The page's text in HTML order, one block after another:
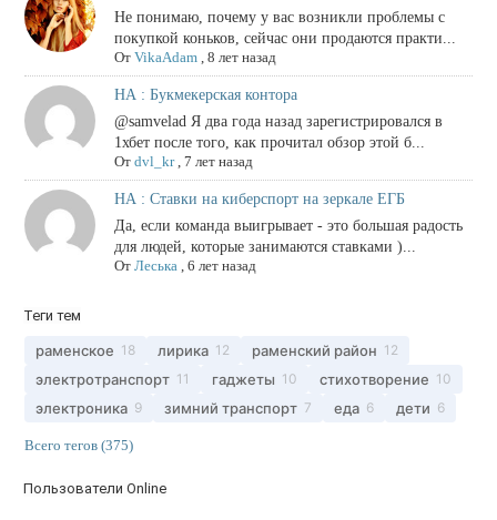
Не понимаю, почему у вас возникли проблемы с
покупкой коньков, сейчас они продаются практи...
От VikaAdam, 8 лет назад
НА : Букмекерская контора
@samvelad Я два года назад зарегистрировался в
1хбет после того, как прочитал обзор этой б...
От dvl_kr, 7 лет назад
НА : Ставки на киберспорт на зеркале ЕГБ
Да, если команда выигрывает - это большая радость
для людей, которые занимаются ставками )...
От Леська 6 лет назад
Теги тем
раменское 18 лирика 12 раменский район 12
электротранспорт 11 гаджеты 10 стихотворение 10
электроника 9 зимний транспорт 7 еда 6 дети 6
Всего тегов (375)
Пользователи Online